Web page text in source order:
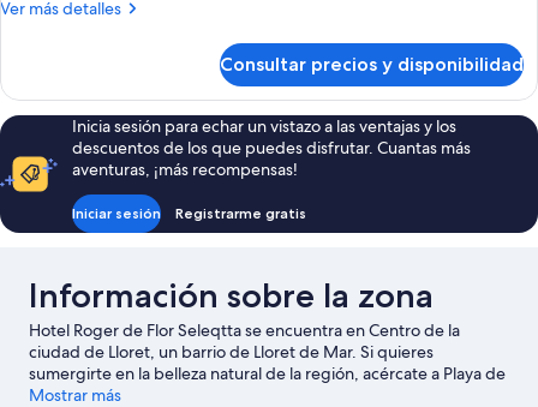
Ver más detalles
Más
Consultar precios y disponibilidad
Inicia sesión para echar un vistazo a las ventajas y los
descuentos de los que puedes disfrutar. Cuantas más
aventuras, ¡más recompensas!
Iniciar sesión Registrarme gratis
Información sobre la zona
Hotel Roger de Flor Seleqtta se encuentra en Centro de la
ciudad de Lloret, un barrio de Lloret de Mar. Si quieres
sumergirte en la belleza natural de la región, acércate a Playa de
Lloret de Mar o a Playa de Fenals. Museo del Mar y Parque
Mostrar más